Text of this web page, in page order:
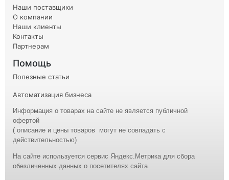
Наши поставщики
О компании
Наши клиенты
Контакты
Партнерам
Помощь
Полезные статьи
Автоматизация бизнеса
Информация о товарах на сайте не является публичной
офертой
( описание и цены товаров могут не совпадать с
действительностью)
На сайте используется сервис Яндекс.Метрика для сбора
обезличенных данных о посетителях сайта.